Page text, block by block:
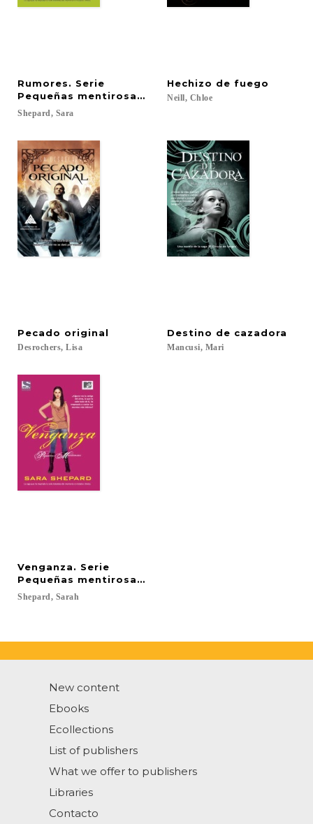
Rumores. Serie
Pequeñas mentirosas vol. IV
Shepard, Sara
Hechizo de fuego
Neill, Chloe
Pecado original
Desrochers, Lisa
Destino de cazadora
Mancusi, Mari
Venganza. Serie
Pequeñas mentirosas vol. III
Shepard, Sarah
New content
Ebooks
Ecollections
List of publishers
What we offer to publishers
Libraries
Contacto